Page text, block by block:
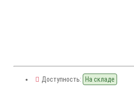
Доступность: На складе